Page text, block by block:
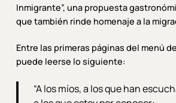
Inmigrante”, una propuesta
que también rinde homenaje a la
Entre las primeras páginas del menú
puede leerse lo siguiente:
“A los míos, a los que han